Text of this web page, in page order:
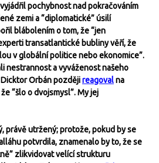
pochybnost nad pokračováním
zemi a “diplomatické” úsilí
blábolením o tom, že “jen
transatlantické bubliny věří, že
v globální politice nebo ekonomice”.
nestrannost a vyváženost našeho
Orbán pozdějireagovalna
že “šlo o dvojsmysl”. My jej
právě utržený; protože, pokud by se
potvrdila, znamenalo by to, že se
zlikvidovat velící strukturu